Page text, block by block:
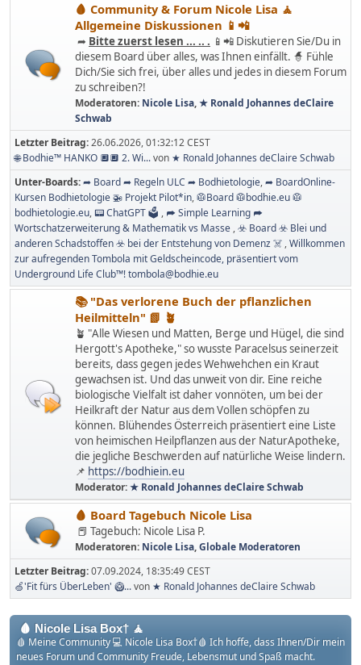
🩸 Community & Forum Nicole Lisa 🧘
Allgemeine Diskussionen 📱📲
➦ Bitte zuerst lesen ... .. . 📱📲 Diskutieren Sie/Du in
diesem Board über alles, was Ihnen einfällt. 🧙 Fühle
Dich/Sie sich frei, über alles und jedes in diesem Forum
zu schreiben?!
Moderatoren: Nicole Lisa,★ Ronald Johannes deClaire
Schwab
Letzter Beitrag:26.06.2026, 01:32:12 CEST
🌐 Bodhie™ HANKO 🔲🔲 2. Wi...von ★ Ronald Johannes deClaire Schwab
Unter-Boards ➦ Board ➦ Regeln ULC ➦ Bodhietologie ➦ BoardOnline-
Kursen Bodhietologie 🚁 Projekt Pilot*in 🥼Board 🥼bodhie.eu 🥼
bodhietologie.eu 📟 ChatGPT 🗳
➦ Simple Learning ➦
Wortschatzerweiterung & Mathematik vs Masse ☣ Board ☣ Blei und
anderen Schadstoffen ☣ bei der Entstehung von Demenz ☠ Willkommen
zur aufregenden Tombola mit Geldscheincode, präsentiert vom
Underground Life Club™! tombola@bodhie.eu
📚 "Das verlorene Buch der pflanzlichen
Heilmitteln" 📗 🪴
🪴 "Alle Wiesen und Matten, Berge und Hügel, die sind
Hergott's Apotheke," so wusste Paracelsus seinerzeit
bereits, dass gegen jedes Wehwehchen ein Kraut
gewachsen ist. Und das unweit von dir. Eine reiche
biologische Vielfalt ist daher vonnöten, um bei der
Heilkraft der Natur aus dem Vollen schöpfen zu
können. Blühendes Österreich präsentiert eine Liste
von heimischen Heilpflanzen aus der NaturApotheke,
die jegliche Beschwerden auf natürliche Weise lindern.
📌 https://bodhiein.eu
Moderator:★ Ronald Johannes deClaire Schwab
🩸 Board Tagebuch Nicole Lisa
📕 Tagebuch: Nicole Lisa P.
Moderatoren: Nicole Lisa,Globale Moderatoren
Letzter Beitrag:07.09.2024, 18:35:49 CEST
🍏'Fit fürs ÜberLeben' 🥝...von ★ Ronald Johannes deClaire Schwab
🩸 Nicole Lisa Box† 🧘
🩸 Meine Community 💻 Nicole Lisa Box†🩸 Ich hoffe, dass Ihnen/Dir mein
neues Forum und Community Freude, Lebensmut und Spaß macht.